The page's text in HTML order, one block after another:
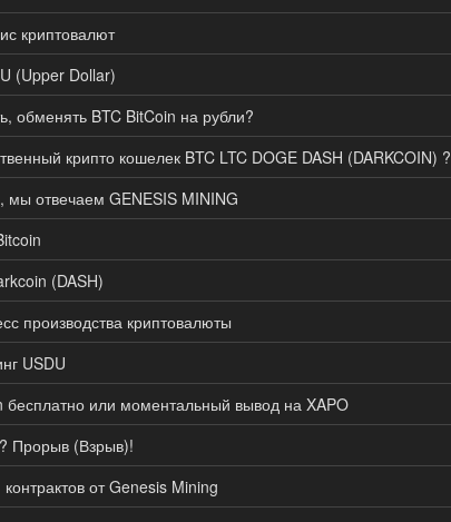
криптовалют
(Upper Dollar)
обменять BTC BitCoin на рубли?
крипто кошелек BTC LTC DOGE DASH (DARKCOIN) ?
мы отвечаем GENESIS MINING
(DASH)
производства криптовалюты
USDU
бесплатно или моментальный вывод на XAPO
Прорыв (Взрыв)!
от Genesis Mining